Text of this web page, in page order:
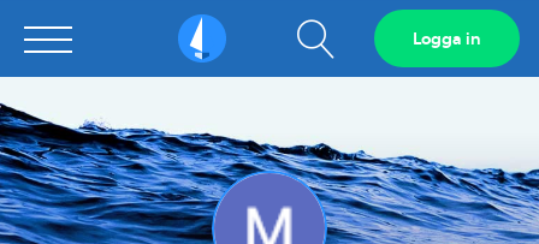
Sailarena Visa
sökfält
Logga in